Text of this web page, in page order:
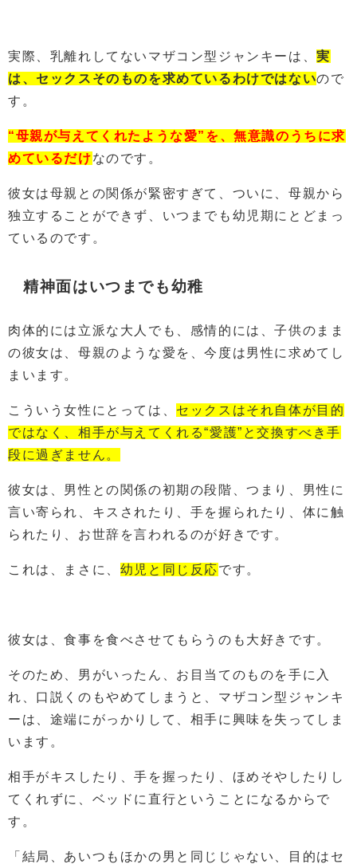
実際、乳離れしてないマザコン型ジャンキーは、実
は、セックスそのものを求めているわけではないので
す。
“母親が与えてくれたような愛”を、無意識のうちに求
めているだけなのです。
彼女は母親との関係が緊密すぎて、ついに、母親から
独立することができず、いつまでも幼児期にとどまっ
ているのです。
精神面はいつまでも幼稚
肉体的には立派な大人でも、感情的には、子供のまま
の彼女は、母親のような愛を、今度は男性に求めてし
まいます。
こういう女性にとっては、 セックスはそれ自体が目的
ではなく、相手が与えてくれる“愛護”と交換すべき手
段に過ぎません。
彼女は、男性との関係の初期の段階、つまり、男性に
言い寄られ、キスされたり、手を握られたり、体に触
られたり、お世辞を言われるのが好きです。
これは、まさに、 幼児と同じ反応です。
彼女は、食事を食べさせてもらうのも大好きです。
そのため、男がいったん、お目当てのものを手に入
れ、口説くのもやめてしまうと、マザコン型ジャンキ
ーは、途端にがっかりして、相手に興味を失ってしま
います。
相手がキスしたり、手を握ったり、ほめそやしたりし
てくれずに、ベッドに直行ということになるからで
す。
「結局、あいつもほかの男と同じじゃない、目的はセ